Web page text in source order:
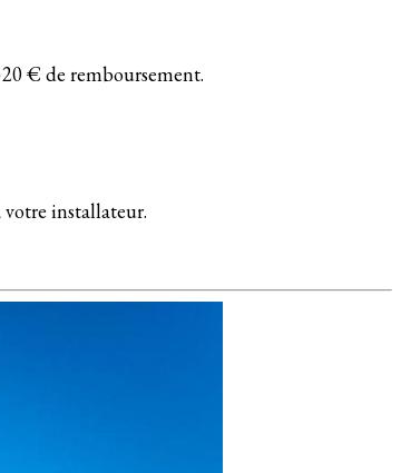
€ de remboursement.
votre installateur.